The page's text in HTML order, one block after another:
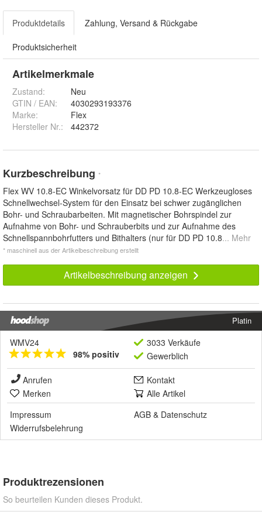
Produktdetails Zahlung, Versand & Rückgabe
Produktsicherheit
Artikelmerkmale
Zustand:
Neu
GTIN / EAN:
4030293193376
Marke:
Flex
Hersteller Nr.:
442372
Kurzbeschreibung *
Flex WV 10.8-EC Winkelvorsatz für DD PD 10.8-EC Werkzeugloses
Schnellwechsel-System für den Einsatz bei schwer zugänglichen
Bohr- und Schraubarbeiten. Mit magnetischer Bohrspindel zur
Aufnahme von Bohr- und Schrauberbits und zur Aufnahme des
Schnellspannbohrfutters und Bithalters (nur für DD PD 10.8... Mehr
* maschinell aus der Artikelbeschreibung erstellt
Artikelbeschreibung anzeigen
Platin
WMV24
98% positiv
3033 Verkäufe
Gewerblich
Anrufen
Kontakt
Merken
Alle Artikel
Impressum
AGB & Datenschutz
Widerrufsbelehrung
Produktrezensionen
So beurteilen Kunden dieses Produkt.